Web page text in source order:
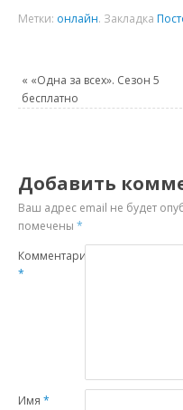
Метки: онлайн. Закладка
« «Одна за всех». Сезон 5
бесплатно
Добавить
Ваш адрес email не будет
помечены*
Комментарий
*
Имя*